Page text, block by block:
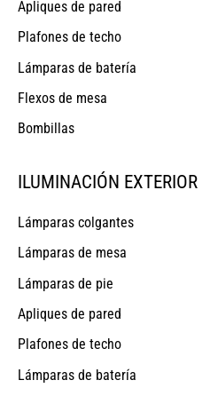
Apliques de pared
Plafones de techo
Lámparas de batería
Flexos de mesa
Bombillas
ILUMINACIÓN EXTERIOR
Lámparas colgantes
Lámparas de mesa
Lámparas de pie
Apliques de pared
Plafones de techo
Lámparas de batería